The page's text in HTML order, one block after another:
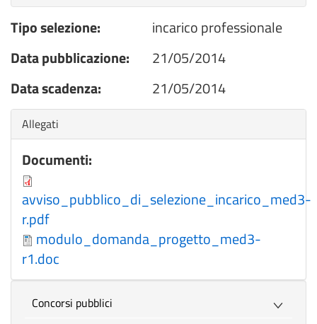
Tipo selezione:
incarico professionale
Data pubblicazione:
21/05/2014
Data scadenza:
21/05/2014
Nascondi
Allegati
Documenti:
avviso_pubblico_di_selezione_incarico_med3-
r.pdf
modulo_domanda_progetto_med3-
r1.doc
Concorsi pubblici